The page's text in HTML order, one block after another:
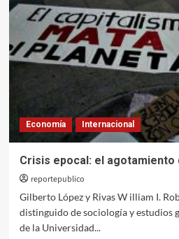
no
causa
Economía Internacional
Crisis epocal: el agotamiento
reportepublico
Gilberto López y Rivas W illiam I.
distinguido de sociología y estudios
de la Universidad...